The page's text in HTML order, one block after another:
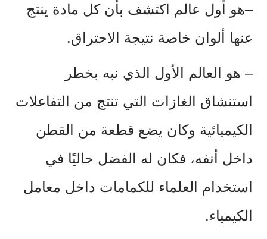
–هو أول عالم اكتشف بأن كل مادة ينتج
عنها ألوان خاصة نتيجة الاحتراق.
– هو العالم الأول الذي نبه بخطر
استنشاق الغازات التي تنتج من التفاعلات
الكيميائية وكان يضع قطعة من القطن
داخل أنفه، فكان له الفضل حاليًا في
استخدام العلماء للكمامات داخل معامل
الكيمياء.